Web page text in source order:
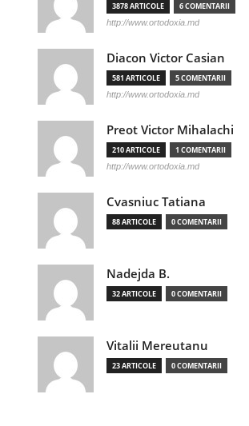
3878 ARTICOLE 6 COMENTARII
http://www.ortodoxia.md
Diacon Victor Casian
581 ARTICOLE 5 COMENTARII
http://www.ortodoxia.md
Preot Victor Mihalachi
210 ARTICOLE 1 COMENTARII
http://www.ortodoxia.md
Cvasniuc Tatiana
88 ARTICOLE 0 COMENTARII
Nadejda B.
32 ARTICOLE 0 COMENTARII
Vitalii Mereutanu
23 ARTICOLE 0 COMENTARII